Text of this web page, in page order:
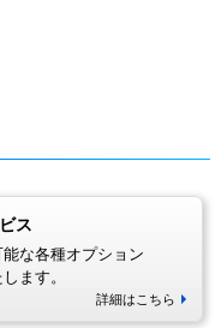
ス
な各種オプション
ます。
詳細はこちら